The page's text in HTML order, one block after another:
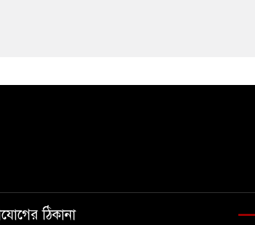
ঠিকানা